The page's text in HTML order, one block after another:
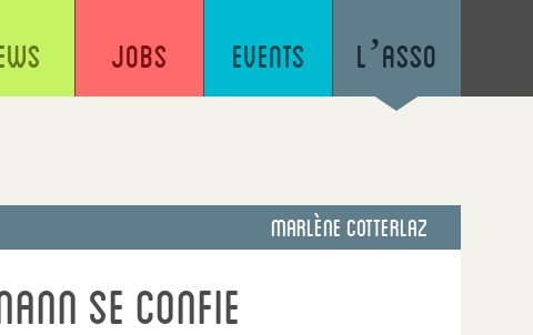
Jobs Events L’asso
Marlène Cotterlaz
se confie